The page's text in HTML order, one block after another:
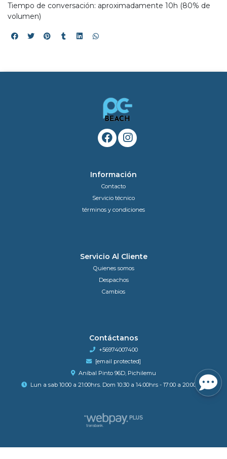
Tiempo de conversación: aproximadamente 10h (80% de
volumen)
Información
Contacto
Servicio técnico
términos y condiciones
Servicio Al Cliente
Quienes somos
Despachos
Cambios
Contáctanos
+56974007400
[email protected]
Aníbal Pinto 96D, Pichilemu
Lun a sab 10:00 a 21:00hrs. Dom 10:30 a 14:00hrs - 17:00 a 20:00hrs.